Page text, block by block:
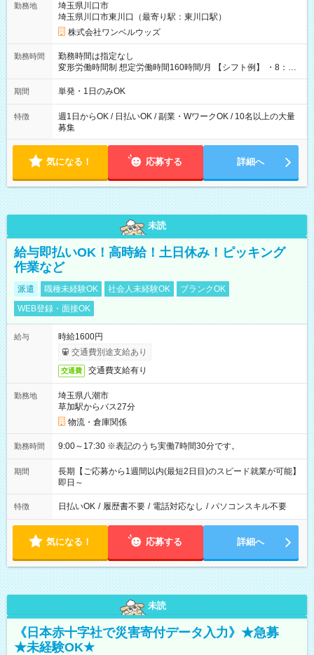
勤務地
埼玉県川口市
埼玉県川口市東川口（最寄り駅：東川口駅）
株式会社ワンベルウッズ
勤務時間
勤務時間は指定なし
変形労働時間制 想定労働時間160時間/月 【シフト例】 ・8：00
～21：00
期間 単発・1日のみOK
特徴
週1日からOK / 日払いOK / 副業・WワークOK / 10名以上の大量
募集
気になる！ 応募する 詳細へ
未読
給与即払いOK！高時給！土日休み！ピッキング
作業など
派遣 職種未経験OK 社会人未経験OK
ブランクOK
WEB登録・面接OK
給与
時給1600円
交通費別途支給あり
交通費 交通費支給有り
勤務地
埼玉県八潮市
草加駅からバス27分
物流・倉庫関係
勤務時間 9:00～17:30 ※表記のうち実働7時間30分です。
期間
長期【ご応募から1週間以内(最短2日目)のスピード就業が可能】
即日～
特徴 日払いOK / 履歴書不要 / 電話対応なし / パソコンスキル不要
気になる！ 応募する 詳細へ
未読
《日本赤十字社で災害寄付データ入力》★急募
★未経験OK★